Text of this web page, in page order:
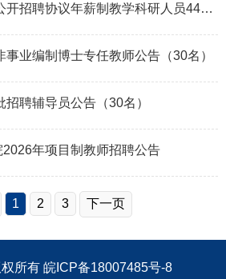
广州美术学院2026年公开招聘协议年薪制教学科研人员44名公告(第一批)
业编制博士专任教师公告（30名）
聘辅导员公告（30名）
年项目制教师招聘公告
1 2 3 下一页
所有 皖ICP备18007485号-8